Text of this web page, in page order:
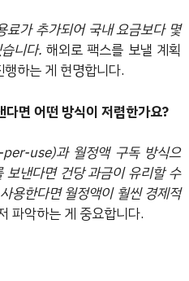
료가 추가되어 국내 요금보다 몇
니다. 해외로 팩스를 보낼 계획
하는 게 현명합니다.
면 어떤 방식이 저렴한가요?
use)과 월정액 구독 방식으
낸다면 건당 과금이 유리할 수
용한다면 월정액이 훨씬 경제적
파악하는 게 중요합니다.